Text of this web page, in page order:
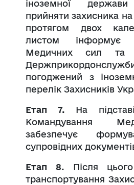
іноземної
прийняти захисника
протягом двох
листом інформує
Медичних сил та
погоджений з
перелік Захисників
Етап 7. На
Командування
забезпечує
супровідних
Етап 8. Після цього
транспортування